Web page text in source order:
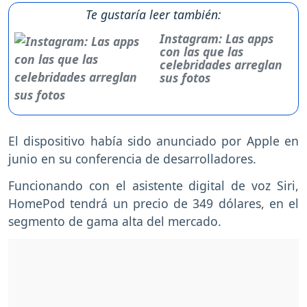
Te gustaría leer también:
Instagram: Las apps
con las que las
celebridades arreglan
sus fotos
El dispositivo había sido anunciado por Apple en
junio en su conferencia de desarrolladores.
Funcionando con el asistente digital de voz Siri,
HomePod tendrá un precio de 349 dólares, en el
segmento de gama alta del mercado.